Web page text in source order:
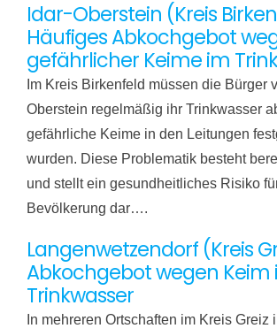
Idar-Oberstein (Kreis
Häufiges Abkochgebot
gefährlicher Keime im
Im Kreis Birkenfeld müssen die Bürger
Oberstein regelmäßig ihr Trinkwasser
gefährliche Keime in den Leitungen
wurden. Diese Problematik besteht
und stellt ein gesundheitliches Risiko
Bevölkerung dar….
Langenwetzendorf (Kreis
Abkochgebot wegen Keim
Trinkwasser
In mehreren Ortschaften im Kreis Greiz